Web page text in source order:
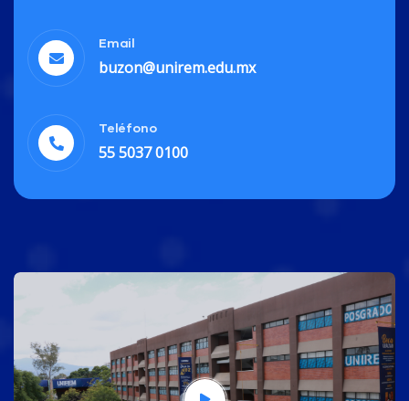
Email
buzon@unirem.edu.mx
Teléfono
55 5037 0100